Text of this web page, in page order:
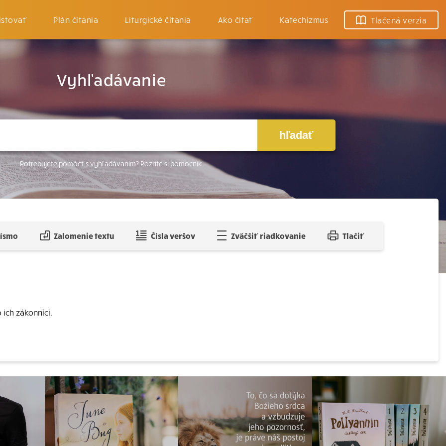
Plán čítania Liturgické čítania Ako čítať Katechizmus Tlačená verzia
Vyhľadávanie
hľadať
Potrebujete pomôcť s vyhľadávaním? Pozrite si pomocník.
Zalomenie textu Čísla veršov Zväčšiť riadkovanie Tlačiť
ich zákonníci.